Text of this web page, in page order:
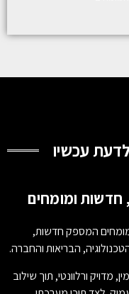
מומחים המספק חדשות,
הבריאות והחברה.
ורלוונטי, תוך שילוב